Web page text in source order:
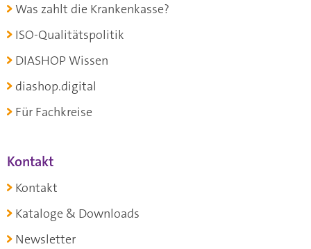
Was zahlt die Krankenkasse?
ISO-Qualitätspolitik
DIASHOP Wissen
diashop.digital
Für Fachkreise
Kontakt
Kontakt
Kataloge & Downloads
Newsletter